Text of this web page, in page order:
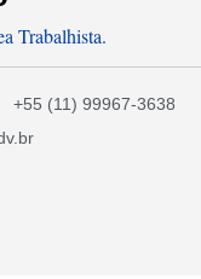
Trabalhista.
+55 (11) 99967-3638